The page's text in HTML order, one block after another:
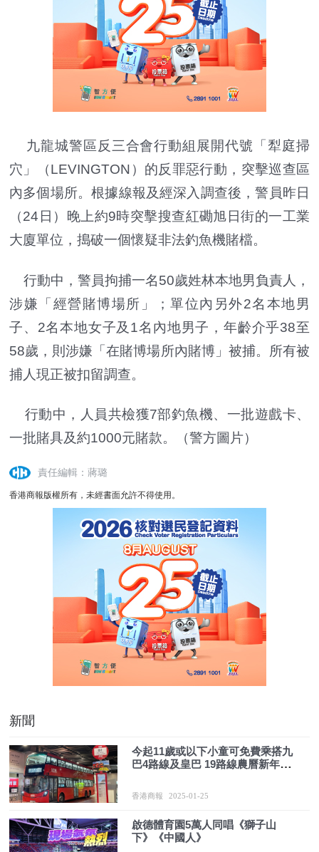
九龍城警區反三合會行動組展開代號「犁庭掃
穴」（LEVINGTON）的反罪惡行動，突擊巡查區
內多個場所。根據線報及經深入調查後，警員昨日
（24日）晚上約9時突擊搜查紅磡旭日街的一工業
大廈單位，搗破一個懷疑非法釣魚機賭檔。
行動中，警員拘捕一名50歲姓林本地男負責人，
涉嫌「經營賭博場所」；單位內另外2名本地男
子、2名本地女子及1名內地男子，年齡介乎38至
58歲，則涉嫌「在賭博場所內賭博」被捕。所有被
捕人現正被扣留調查。
行動中，人員共檢獲7部釣魚機、一批遊戲卡、
一批賭具及約1000元賭款。（警方圖片）
責任編輯：蔣璐
香港商報版權所有，未經書面允許不得使用。
新聞
今起11歲或以下小童可免費乘搭九
巴4路線及皇巴 19路線農曆新年加
香港商報 2025-01-25
啟德體育園5萬人同唱《獅子山
下》《中國人》